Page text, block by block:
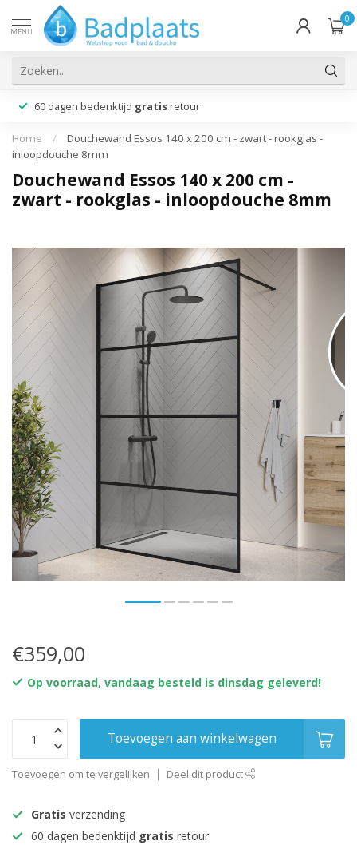
MENU
0
60 dagen bedenktijd gratis retour
Home /
Douchewand Essos 140 x 200 cm - zwart - rookglas -
inloopdouche 8mm
Douchewand Essos 140 x 200 cm -
zwart - rookglas - inloopdouche 8mm
€359,00
Op voorraad, vandaag besteld is dinsdag geleverd!
Toevoegen aan winkelwagen
Toevoegen om te vergelijken Deel dit product
Gratis verzending
60 dagen bedenktijd gratis retour